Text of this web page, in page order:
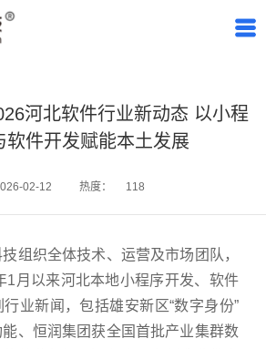
河北软件行业新动态 以小程
软件开发赋能本土发展
02-12 热度： 118
织全体技术、运营及市场团队，
1月以来河北本地小程序开发、软件
业新闻，包括雄安新区“数字身份”
、恒润集团获全国首批产业集群数